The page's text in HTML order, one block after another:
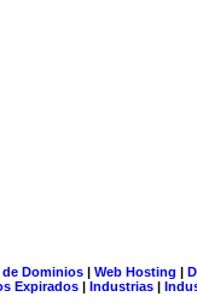
Dominios| Web Hosting |
Expirados | Industrias |